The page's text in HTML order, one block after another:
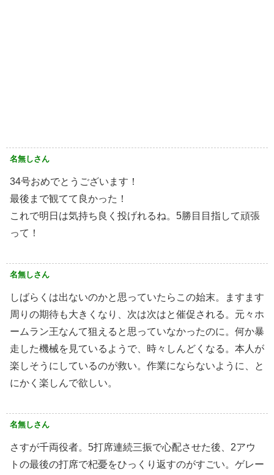
名無しさん
34号おめでとうございます！
最後まで観てて良かった！
これで明日は気持ち良く投げれるね。5勝目目指して頑張
って！
名無しさん
しばらくは出ないのかと思っていたらこの始末。ますます
周りの期待も大きくなり、次は次はと催促される。元々ホ
ームラン王なんて狙えると思っていなかったのに。何か暴
走した機械を見ているようで、時々しんどくなる。本人が
楽しそうにしているのが救い。作業にならないように、と
にかく楽しんで欲しい。
名無しさん
さすが千両役者。5打席連続三振で心配させた後、2アウ
トの最後の打席で杞憂をひっくり返すのがすごい。ゲレー